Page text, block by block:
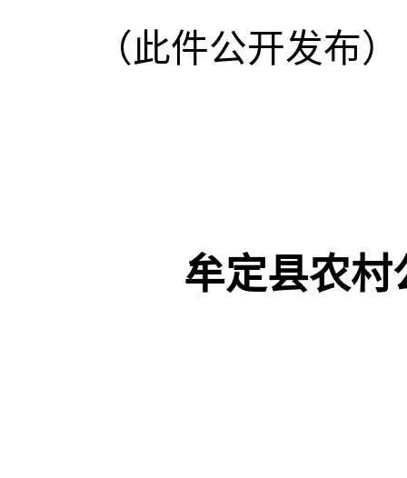
（此件公开发布）
牟定县农